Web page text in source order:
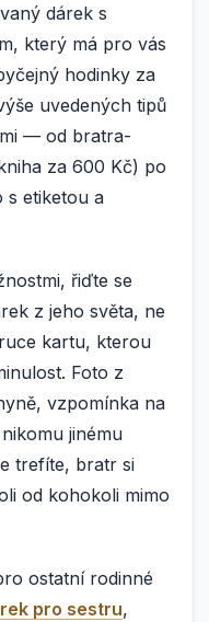
dárek s
který má pro vás
hodinky za
uvedených tipů
— od bratra-
za 600 Kč) po
s etiketou a
řiďte se
z jeho světa, ne
kartu, kterou
Foto z
vzpomínka na
jinému
trefíte, bratr si
od kohokoli mimo
ostatní rodinné
pro sestru,